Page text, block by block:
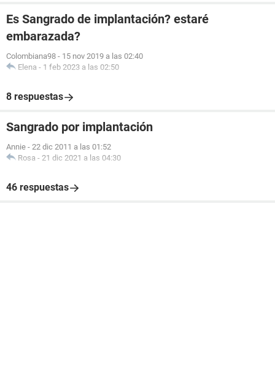
Es Sangrado de implantación? estaré
embarazada?
Colombiana98 - 15 nov 2019 a las 02:40
Elena - 1 feb 2023 a las 02:50
8 respuestas
Sangrado por implantación
Annie - 22 dic 2011 a las 01:52
Rosa - 21 dic 2021 a las 04:30
46 respuestas